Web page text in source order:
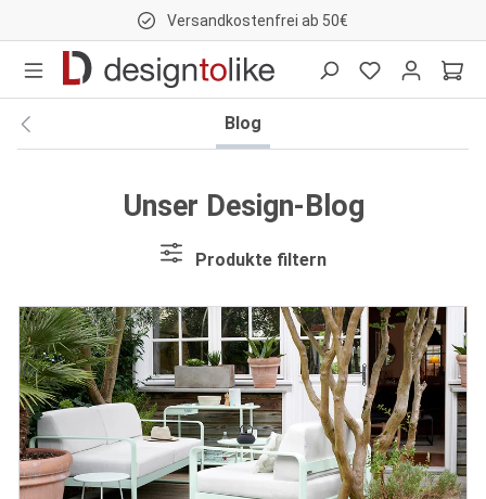
Versandkostenfrei ab 50€
Blog
Unser Design-Blog
Produkte filtern